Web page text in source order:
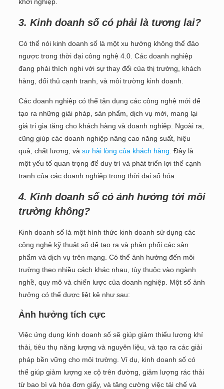
3. Kinh doanh số có phải là tương lai?
Có thể nói kinh doanh số là một xu hướng không thể đảo
ngược trong thời đại công nghệ 4.0. Các doanh nghiệp
đang phải thích nghi với sự thay đổi của thị trường, khách
hàng, đối thủ cạnh tranh, và môi trường kinh doanh.
Các doanh nghiệp có thể tận dụng các công nghệ mới để
tạo ra những giải pháp, sản phẩm, dịch vụ mới, mang lại
giá trị gia tăng cho khách hàng và doanh nghiệp. Ngoài ra,
cũng giúp các doanh nghiệp nâng cao năng suất, hiệu
quả, chất lượng, và sự hài lòng của khách hàng . Đây là
một yếu tố quan trọng để duy trì và phát triển lợi thế cạnh
tranh của các doanh nghiệp trong thời đại số hóa.
4. Kinh doanh số có ảnh hưởng tới môi
trường không?
Kinh doanh số là một hình thức kinh doanh sử dụng các
công nghệ kỹ thuật số để tạo ra và phân phối các sản
phẩm và dịch vụ trên mạng. Có thể ảnh hưởng đến môi
trường theo nhiều cách khác nhau, tùy thuộc vào ngành
nghề, quy mô và chiến lược của doanh nghiệp. Một số ảnh
hưởng có thể được liệt kê như sau:
Ảnh hưởng tích cực
Việc ứng dụng kinh doanh số sẽ giúp giảm thiểu lượng khí
thải, tiêu thụ năng lượng và nguyên liệu, và tạo ra các giải
pháp bền vững cho môi trường. Ví dụ, kinh doanh số có
thể giúp giảm lượng xe cộ trên đường, giảm lượng rác thải
từ bao bì và hóa đơn giấy, và tăng cường việc tái chế và